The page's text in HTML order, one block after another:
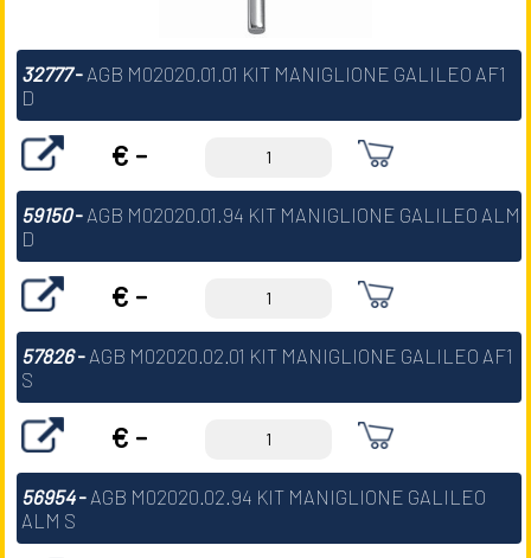
32777- AGB M02020.01.01 KIT MANIGLIONE GALILEO AF1
D
€ -
59150- AGB M02020.01.94 KIT MANIGLIONE GALILEO ALM
D
€ -
57826- AGB M02020.02.01 KIT MANIGLIONE GALILEO AF1
S
€ -
56954- AGB M02020.02.94 KIT MANIGLIONE GALILEO
ALM S